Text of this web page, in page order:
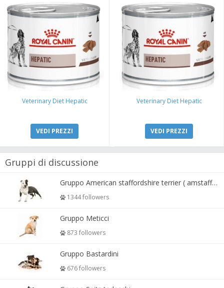
Veterinary Diet Hepatic
VEDI PREZZI
Veterinary Diet Hepatic
VEDI PREZZI
Gruppi di discussione
Gruppo American staffordshire terrier ( amstaff, amastaff )
1344 followers
Gruppo Meticci
873 followers
Gruppo Bastardini
676 followers